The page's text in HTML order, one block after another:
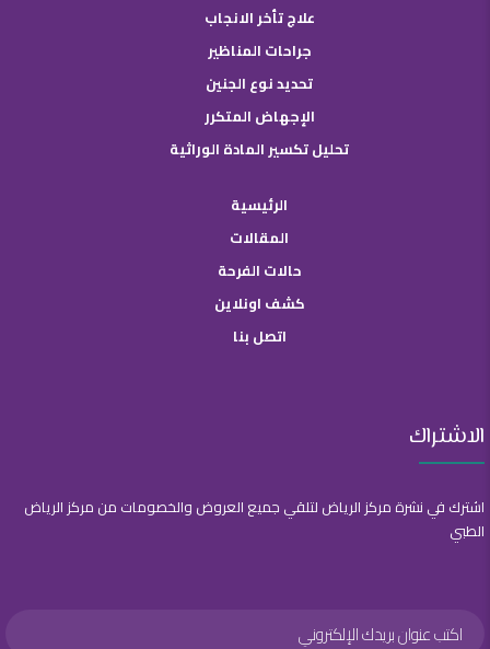
علاج تأخر الانجاب
جراحات المناظير
تحديد نوع الجنين
الإجهاض المتكرر
تحليل تكسير المادة الوراثية
الرئيسية
المقالات
حالات الفرحة
كشف اونلاين
اتصل بنا
الاشتراك
اشترك في نشرة مركز الرياض لتلقي جميع العروض والخصومات من مركز الرياض
الطبي